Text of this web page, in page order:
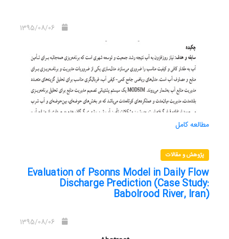
مطالعه کامل
پژوهش و مقالات
Evaluation of Psonns Model in Daily Flow
Discharge Prediction (Case Study:
Babolrood River, Iran)